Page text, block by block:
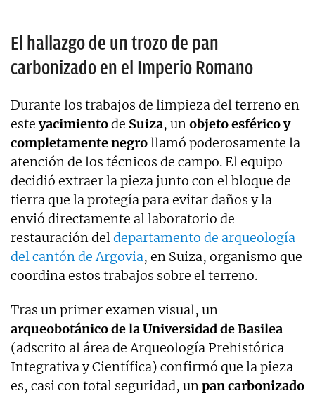
El hallazgo de un trozo de pan
carbonizado en el Imperio Romano
Durante los trabajos de limpieza del terreno en
esteyacimientode Suiza, unobjeto esférico y
completamente negrollamó poderosamente la
atención de los técnicos de campo. El equipo
decidió extraer la pieza junto con el bloque de
tierra que la protegía para evitar daños y la
envió directamente al laboratorio de
restauración deldepartamento de arqueología
del cantón de Argovia, en Suiza, organismo que
coordina estos trabajos sobre el terreno.
Tras un primer examen visual, un
arqueobotánico de la Universidad de Basilea
(adscrito al área de Arqueología Prehistórica
Integrativa y Científica) confirmó que la pieza
es, casi con total seguridad, unpan carbonizado